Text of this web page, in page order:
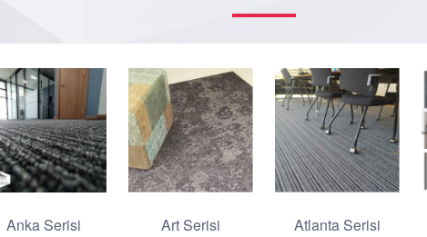
Anka Serisi Art Serisi Atlanta Serisi